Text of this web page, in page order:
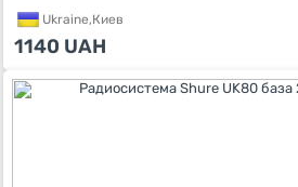
Ukraine,Киев
1140 UAH